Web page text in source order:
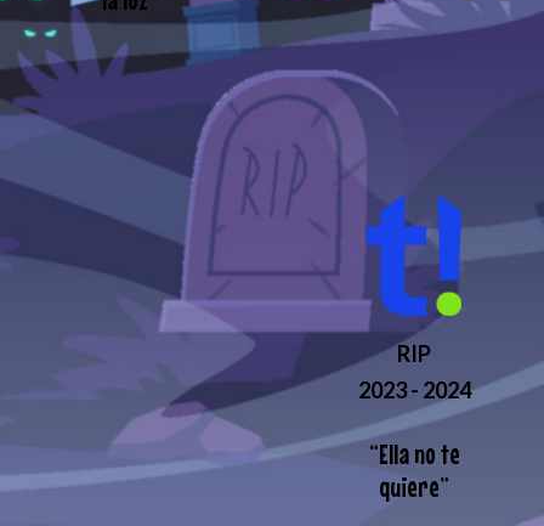
RIP
2023 - 2024
“Ella no te
quiere”